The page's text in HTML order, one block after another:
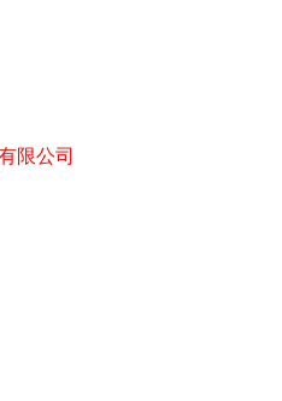
限公司